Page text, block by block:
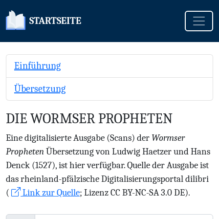
STARTSEITE
Einführung
Übersetzung
DIE WORMSER PROPHETEN
Eine digitalisierte Ausgabe (Scans) der Wormser
ProphetenÜbersetzung von Ludwig Haetzer und Hans
Denck (1527), ist hier verfügbar. Quelle der Ausgabe ist
das rheinland-pfälzische Digitalisierungsportal dilibri
(
Link zur Quelle; Lizenz CC BY-NC-SA 3.0 DE).